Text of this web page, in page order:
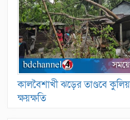
কালবৈশাখী ঝড়ের তাণ্ডবে
ক্ষয়ক্ষতি